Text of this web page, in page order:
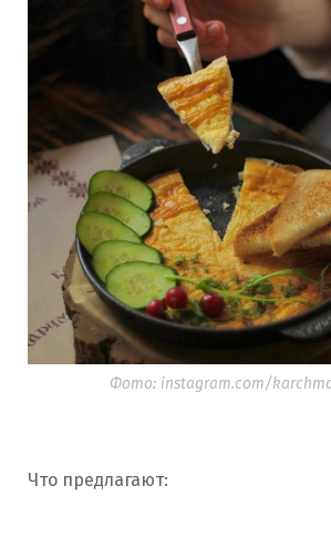
Фото: instagram.com/
Что предлагают: